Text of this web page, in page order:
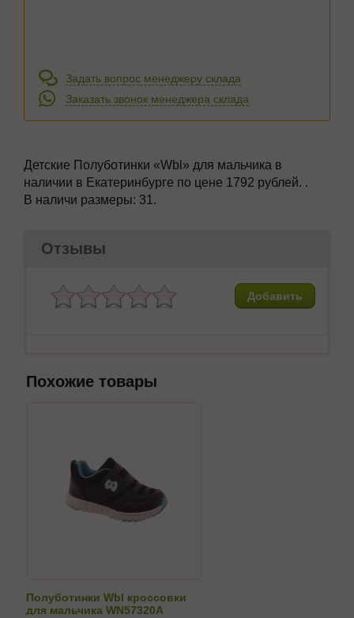
Задать вопрос менеджеру склада
Заказать звонок менеджера склада
Детские Полуботинки «Wbl» для мальчика в
наличии в Екатеринбурге по цене 1792 рублей. .
В наличи размеры: 31.
Отзывы
Добавить
Похожие товары
Полуботинки Wbl кроссовки
для мальчика WN57320A